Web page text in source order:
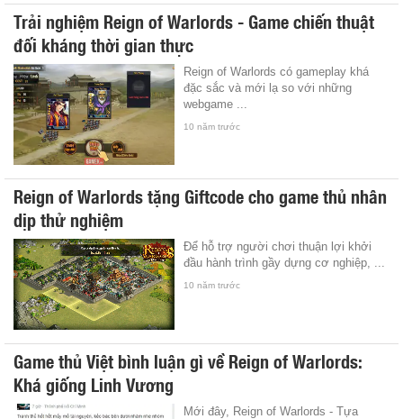
Trải nghiệm Reign of Warlords - Game chiến thuật
đối kháng thời gian thực
Reign of Warlords có gameplay khá
đặc sắc và mới lạ so với những
webgame ...
10 năm trước
Reign of Warlords tặng Giftcode cho game thủ nhân
dịp thử nghiệm
Để hỗ trợ người chơi thuận lợi khởi
đầu hành trình gầy dựng cơ nghiệp, ...
10 năm trước
Game thủ Việt bình luận gì về Reign of Warlords:
Khá giống Linh Vương
Mới đây, Reign of Warlords - Tựa